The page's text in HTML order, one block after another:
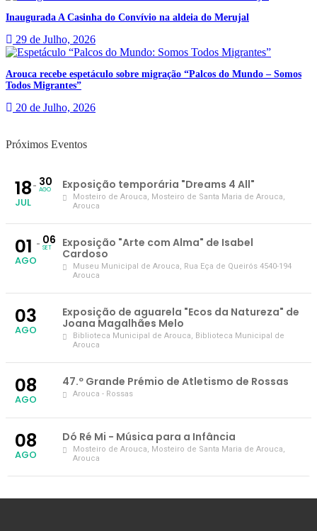
Inaugurada A Casinha do Convívio na aldeia do Merujal
29 de Julho, 2026
Arouca recebe espetáculo sobre migração “Palcos do Mundo – Somos
Todos Migrantes”
20 de Julho, 2026
Próximos Eventos
18
JUL
30
AGO Exposição temporária "Dreams 4 All"
Mosteiro de Arouca, Mosteiro de Santa Maria de Arouca,
Arouca
01
AGO
06
SET
Exposição "Arte com Alma" de Isabel
Cardoso
Museu Municipal de Arouca, Rua Eça de Queirós 4540-194
Arouca
03
AGO
Exposição de aguarela "Ecos da Natureza" de
Joana Magalhães Melo
Biblioteca Municipal de Arouca, Biblioteca Municipal de
Arouca
08
AGO
47.º Grande Prémio de Atletismo de Rossas
Arouca - Rossas
08
AGO
Dó Ré Mi - Música para a Infância
Mosteiro de Arouca, Mosteiro de Santa Maria de Arouca,
Arouca